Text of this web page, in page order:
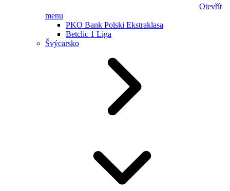
Otevřít
menu
PKO Bank Polski Ekstraklasa
Betclic 1 Liga
Švýcarsko